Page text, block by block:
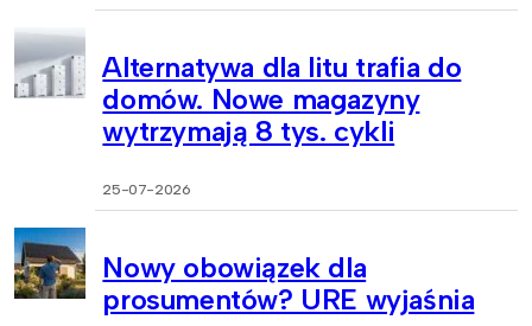
Alternatywa dla litu trafia do
domów. Nowe magazyny
wytrzymają 8 tys. cykli
25-07-2026
Nowy obowiązek dla
prosumentów? URE wyjaśnia